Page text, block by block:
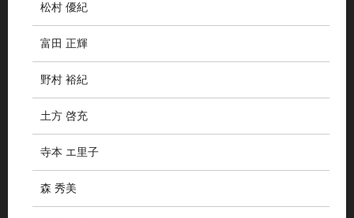
松村 優紀
富田 正輝
野村 裕紀
土方 啓充
寺本 エ里子
森 秀美